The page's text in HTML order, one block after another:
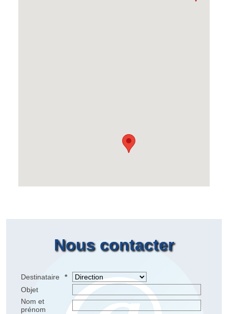
Nous contacter
Destinataire
*
Objet
Nom et
prénom